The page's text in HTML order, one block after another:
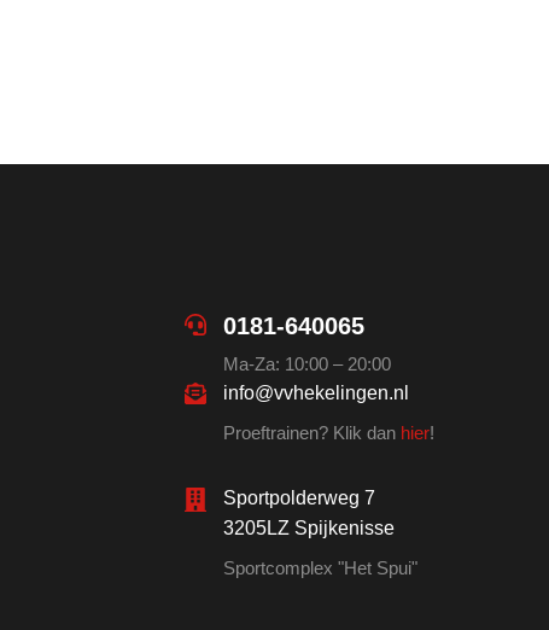
0181-640065
Ma-Za: 10:00 – 20:00
info@vvhekelingen.nl
Proeftrainen? Klik dan hier!
Sportpolderweg 7
3205LZ Spijkenisse
Sportcomplex "Het Spui"